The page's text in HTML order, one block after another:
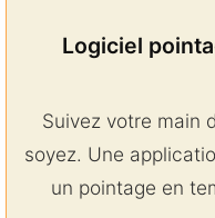
Logiciel
Suivez votre main
soyez. Une
un pointage en